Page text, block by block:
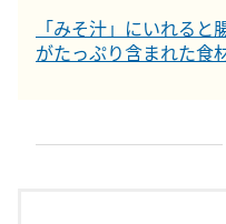
「みそ汁」にいれる
がたっぷり含まれた食